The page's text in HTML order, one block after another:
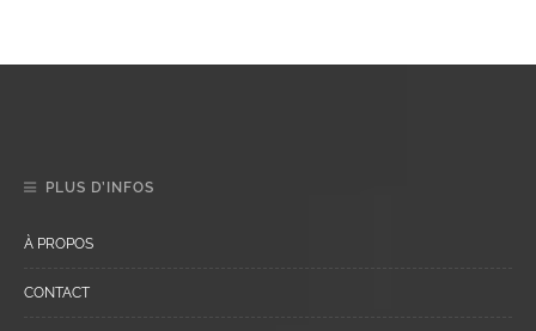
PLUS D’INFOS
À PROPOS
CONTACT